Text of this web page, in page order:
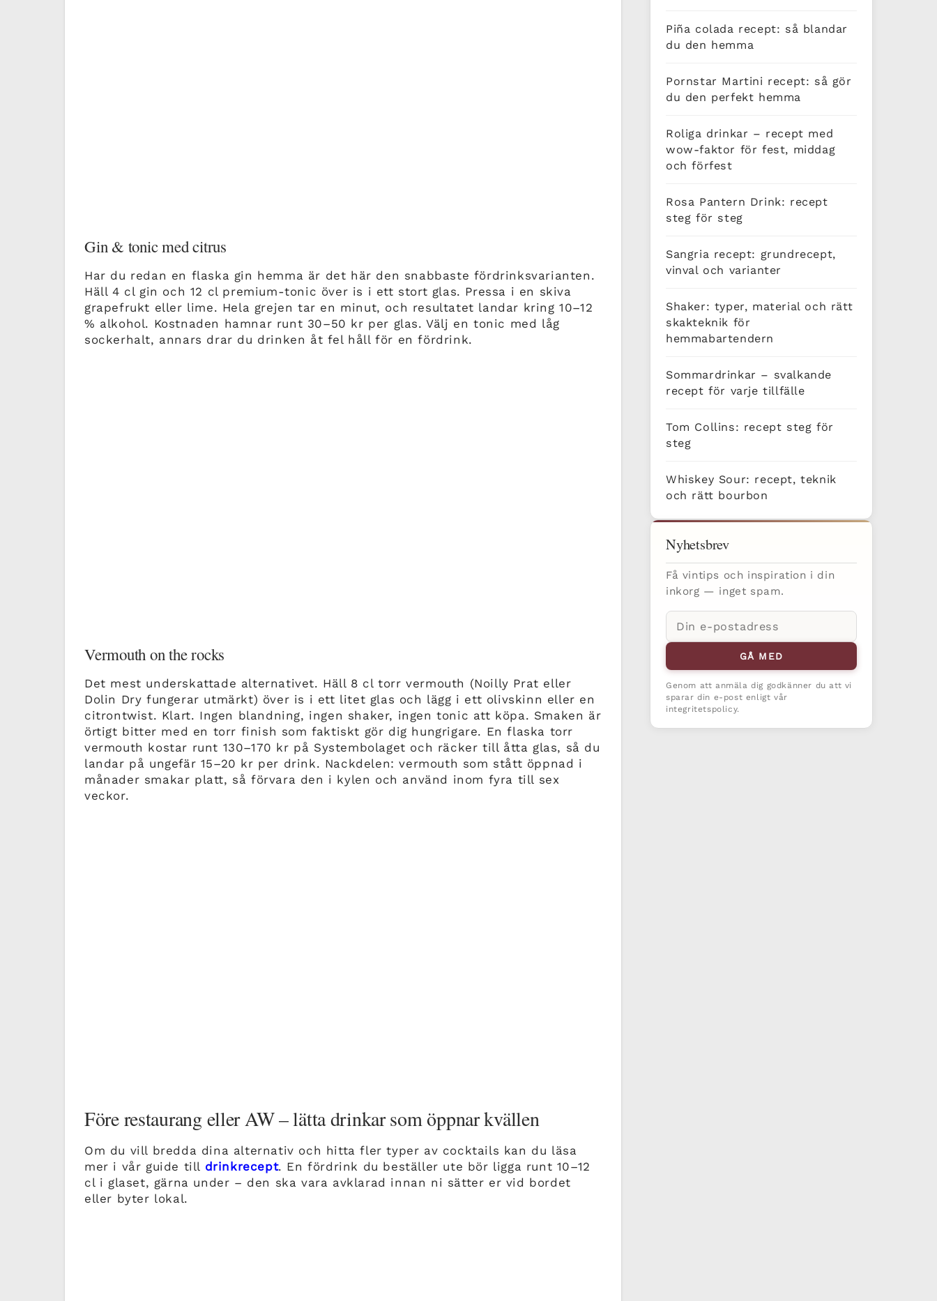
Gin & tonic med citrus
Har du redan en flaska gin hemma är det här den snabbaste fördrinksvarianten.
Häll 4 cl gin och 12 cl premium-tonic över is i ett stort glas. Pressa i en skiva
grapefrukt eller lime. Hela grejen tar en minut, och resultatet landar kring 10–12
% alkohol. Kostnaden hamnar runt 30–50 kr per glas. Välj en tonic med låg
sockerhalt, annars drar du drinken åt fel håll för en fördrink.
Vermouth on the rocks
Det mest underskattade alternativet. Häll 8 cl torr vermouth (Noilly Prat eller
Dolin Dry fungerar utmärkt) över is i ett litet glas och lägg i ett olivskinn eller en
citrontwist. Klart. Ingen blandning, ingen shaker, ingen tonic att köpa. Smaken är
örtigt bitter med en torr finish som faktiskt gör dig hungrigare. En flaska torr
vermouth kostar runt 130–170 kr på Systembolaget och räcker till åtta glas, så du
landar på ungefär 15–20 kr per drink. Nackdelen: vermouth som stått öppnad i
månader smakar platt, så förvara den i kylen och använd inom fyra till sex
veckor.
Före restaurang eller AW – lätta drinkar som öppnar kvällen
Om du vill bredda dina alternativ och hitta fler typer av cocktails kan du läsa
mer i vår guide till drinkrecept. En fördrink du beställer ute bör ligga runt 10–12
cl i glaset, gärna under – den ska vara avklarad innan ni sätter er vid bordet
eller byter lokal.
Piña colada recept: så blandar
du den hemma
Pornstar Martini recept: så gör
du den perfekt hemma
Roliga drinkar – recept med
wow-faktor för fest, middag
och förfest
Rosa Pantern Drink: recept
steg för steg
Sangria recept: grundrecept,
vinval och varianter
Shaker: typer, material och rätt
skakteknik för
hemmabartendern
Sommardrinkar – svalkande
recept för varje tillfälle
Tom Collins: recept steg för
steg
Whiskey Sour: recept, teknik
och rätt bourbon
Nyhetsbrev
Få vintips och inspiration i din
inkorg — inget spam.
E-
postadress
GÅ MED
Genom att anmäla dig godkänner du att vi
sparar din e-post enligt vår
integritetspolicy.